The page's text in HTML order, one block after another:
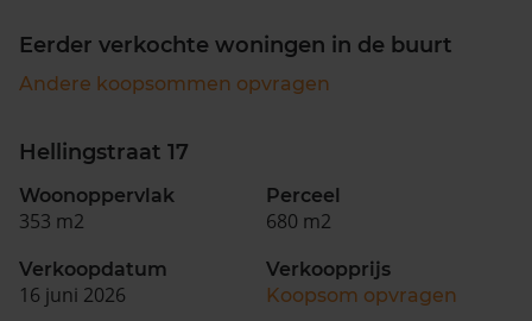
Eerder verkochte woningen in de buurt
Andere koopsommen opvragen
Hellingstraat 17
Woonoppervlak
353 m2
Perceel
680 m2
Verkoopdatum
16 juni 2026
Verkoopprijs
Koopsom opvragen